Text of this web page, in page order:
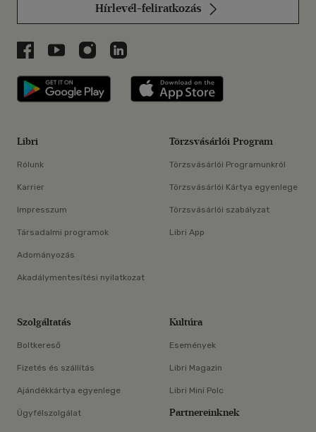
Hírlevél-feliratkozás
Libri a Facebookon
Libri a Youtube-on
Libri az Instagramon
Libri a LinkedInen
Libri applikáció Szerezd meg: Google
Libri
Rólunk
Karrier
Impresszum
Társadalmi programok
Adományozás
Akadálymentesítési nyilatkozat
Törzsvásárlói Program
Törzsvásárlói Programunkról
Törzsvásárlói Kártya egyenlege
Törzsvásárlói szabályzat
Libri App
Szolgáltatás
Boltkereső
Fizetés és szállítás
Ajándékkártya egyenlege
Ügyfélszolgálat
Kultúra
Események
Libri Magazin
Libri Mini Polc
Partnereinknek